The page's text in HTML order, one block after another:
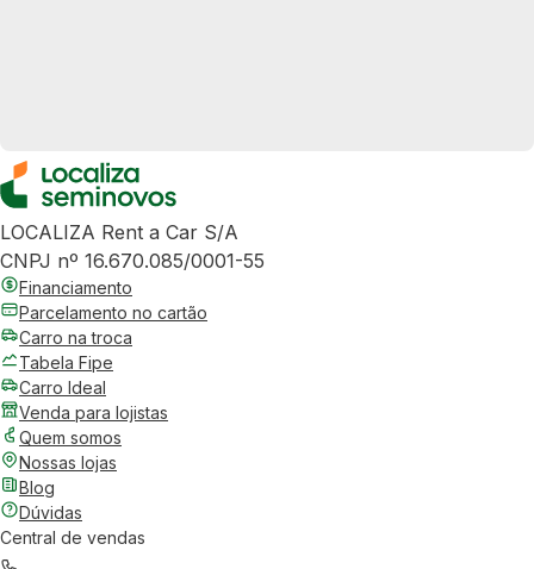
LOCALIZA Rent a Car S/A
CNPJ nº 16.670.085/0001-55
Financiamento
Parcelamento no cartão
Carro na troca
Tabela Fipe
Carro Ideal
Venda para lojistas
Quem somos
Nossas lojas
Blog
Dúvidas
Central de vendas